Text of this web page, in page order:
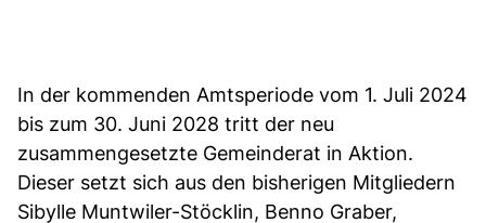
In der kommenden Amtsperiode vom 1. Juli 2024
bis zum 30. Juni 2028 tritt der neu
zusammengesetzte Gemeinderat in Aktion.
Dieser setzt sich aus den bisherigen Mitgliedern
Sibylle Muntwiler-Stöcklin, Benno Graber,